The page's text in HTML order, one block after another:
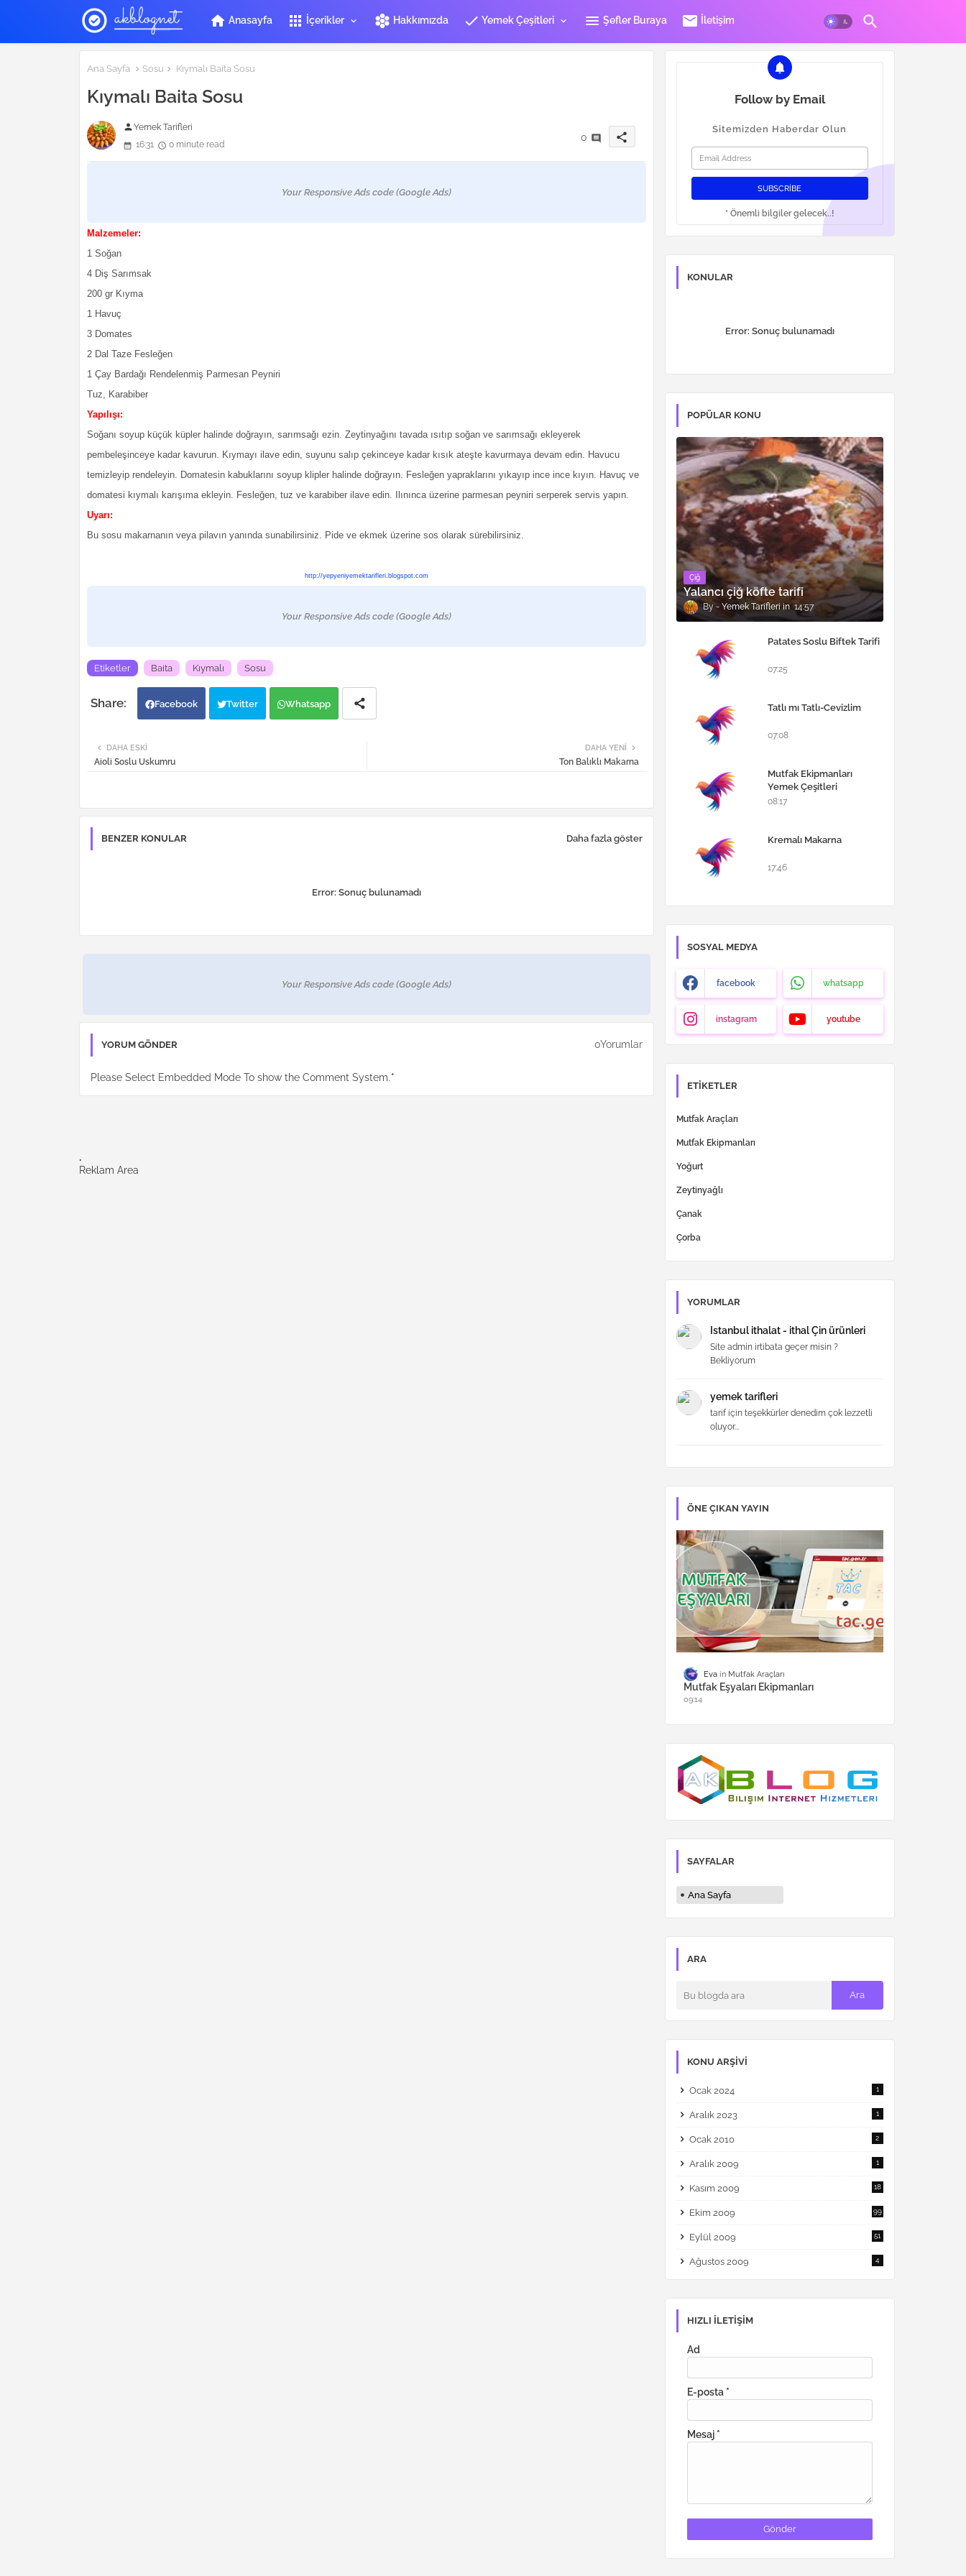
home Anasayfa apps İçerikler hive Hakkımızda check Yemek Çeşitleri menu Şefler Buraya mail İletişim
Ana Sayfa Sosu Kıymalı Baita Sosu
Kıymalı Baita Sosu
personYemek Tarifleri
16:31
0 minute read
0 share
Your Responsive Ads code (Google Ads)
Malzemeler:
1 Soğan
4 Diş Sarımsak
200 gr Kıyma
1 Havuç
3 Domates
2 Dal Taze Fesleğen
1 Çay Bardağı Rendelenmiş Parmesan Peyniri
Tuz, Karabiber
Yapılışı:
Soğanı soyup küçük küpler halinde doğrayın, sarımsağı ezin. Zeytinyağını tavada ısıtıp soğan ve sarımsağı ekleyerek
pembeleşinceye kadar kavurun. Kıymayı ilave edin, suyunu salıp çekinceye kadar kısık ateşte kavurmaya devam edin. Havucu
temizleyip rendeleyin. Domatesin kabuklarını soyup klipler halinde doğrayın. Fesleğen yapraklarını yıkayıp ince ince kıyın. Havuç ve
domatesi kıymalı karışıma ekleyin. Fesleğen, tuz ve karabiber ilave edin. Ilınınca üzerine parmesan peyniri serperek servis yapın.
Uyarı:
Bu sosu makarnanın veya pilavın yanında sunabilirsiniz. Pide ve ekmek üzerine sos olarak sürebilirsiniz.
http://yepyeniyemektarifleri.blogspot.com
Your Responsive Ads code (Google Ads)
Etiketler Baita Kıymalı Sosu
Facebook Twitter Whatsapp
DAHA YENI
Ton Balıklı Makarna
DAHA ESKI
Aioli Soslu Uskumru
BENZER KONULAR Daha fazla göster
Error: Sonuç bulunamadı
Your Responsive Ads code (Google Ads)
YORUM GÖNDER 0Yorumlar
Please Select Embedded Mode To show the Comment System.*
.
Reklam Area
Follow by Email
Sitemizden Haberdar Olun
* Önemli bilgiler gelecek..!
KONULAR
Error: Sonuç bulunamadı
POPÜLAR KONU
Çiğ
Yalancı çiğ köfte tarifi
Yemek Tarifleri 14:57
Patates Soslu Biftek Tarifi
07:25
Tatlı mı Tatlı-Cevizlim
07:08
Mutfak Ekipmanları
Yemek Çeşitleri
08:17
Kremalı Makarna
17:46
SOSYAL MEDYA
facebook whatsapp
instagram youtube
ETIKETLER
Mutfak Araçları
Mutfak Ekipmanları
Yoğurt
Zeytinyağlı
Çanak
Çorba
YORUMLAR
Istanbul ithalat - ithal Çin ürünleri
Site admin irtibata geçer misin ?
Bekliyorum
yemek tarifleri
tarif için teşekkürler denedim çok lezzetli
oluyor...
ÖNE ÇIKAN YAYIN
Eva Mutfak Araçları
Mutfak Eşyaları Ekipmanları
09:14
SAYFALAR
Ana Sayfa
ARA
KONU ARŞIVI
Ocak 2024 1
Aralık 2023 1
Ocak 2010 2
Aralık 2009 1
Kasım 2009 18
Ekim 2009 99
Eylül 2009 51
Ağustos 2009 4
HIZLI ILETIŞIM
Ad
E-posta *
Mesaj *